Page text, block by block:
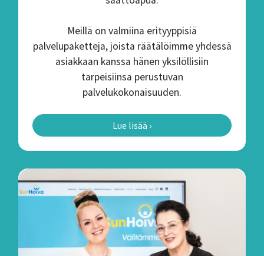
Meillä on valmiina erityyppisiä
palvelupaketteja, joista räätälöimme yhdessä
asiakkaan kanssa hänen yksilöllisiin
tarpeisiinsa perustuvan
palvelukokonaisuuden.
Lue lisää ›